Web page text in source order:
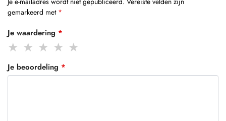
gemarkeerd met *
Je waardering *
Je beoordeling *